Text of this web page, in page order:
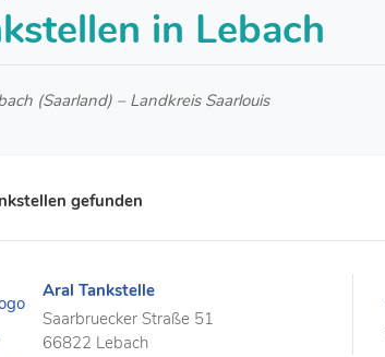
in Lebach
(Saarland) – Landkreis Saarlouis
gefunden
Aral Tankstelle
Saarbruecker Straße 51
66822 Lebach